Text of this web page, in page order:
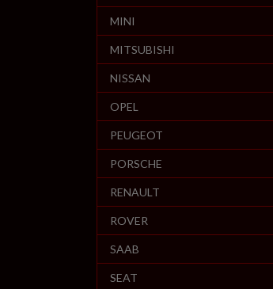
MINI
MITSUBISHI
NISSAN
OPEL
PEUGEOT
PORSCHE
RENAULT
ROVER
SAAB
SEAT